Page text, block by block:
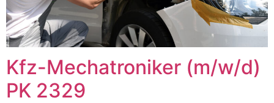
Kfz-Mechatroniker (m/w/d)
PK 2329